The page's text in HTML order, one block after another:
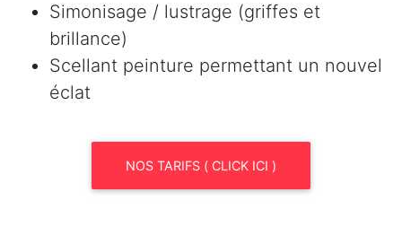
Simonisage / lustrage (griffes et
brillance)
Scellant peinture permettant un nouvel
éclat
NOS TARIFS ( CLICK ICI )